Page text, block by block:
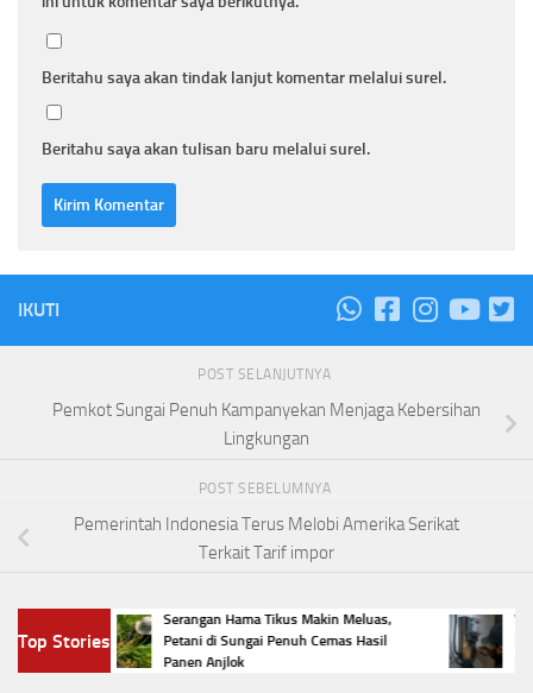
Beritahu saya akan tindak lanjut komentar melalui surel.
Beritahu saya akan tulisan baru melalui surel.
IKUTI
POST SELANJUTNYA
Pemkot Sungai Penuh Kampanyekan Menjaga Kebersihan
Lingkungan
POST SEBELUMNYA
Pemerintah Indonesia Terus Melobi Amerika Serikat
Terkait Tarif impor
Top Stories
Serangan Hama Tikus Makin Meluas,
Petani di Sungai Penuh Cemas Hasil
Panen Anjlok
Viral
Listrik